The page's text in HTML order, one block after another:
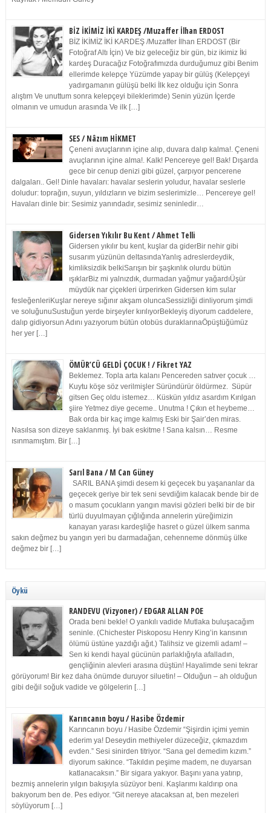
BİZ İKİMİZ İKİ KARDEŞ /Muzaffer İlhan ERDOST
BİZ İKİMİZ İKİ KARDEŞ /Muzaffer İlhan ERDOST (Bir
Fotoğraf Altı İçin) Ve biz geleceğiz bir gün, biz ikimiz İki
kardeş Duracağız Fotoğrafımızda durduğumuz gibi Benim
ellerimde kelepçe Yüzümde yapay bir gülüş (Kelepçeyi
yadırgamanın gülüşü belki İlk kez olduğu için Sonra
alıştım Ve unuttum sonra kelepçeyi bileklerimde) Senin yüzün İçerde
olmanın ve umudun arasında Ve ilk […]
SES / Nâzım HİKMET
Çeneni avuçlarının içine alıp, duvara dalıp kalma!. Çeneni
avuçlarının içine alma!. Kalk! Pencereye gel! Bak! Dışarda
gece bir cenup denizi gibi güzel, çarpıyor pencerene
dalgaları.. Gel! Dinle havaları: havalar seslerin yoludur, havalar seslerle
doludur: toprağın, suyun, yıldızların ve bizim seslerimizle… Pencereye gel!
Havaları dinle bir: Sesimiz yanındadır, sesimiz seninledir…
Gidersen Yıkılır Bu Kent / Ahmet Telli
Gidersen yıkılır bu kent, kuşlar da giderBir nehir gibi
susarım yüzünün deltasındaYanlış adreslerdeydik,
kimliksizdik belkiSarışın bir şaşkınlık olurdu bütün
ışıklarBiz mi yalnızdık, durmadan yağmur yağardıÜşür
müydük nar çiçekleri ürperirken Gidersen kim sular
fesleğenleriKuşlar nereye sığınır akşam oluncaSessizliği dinliyorum şimdi
ve soluğunuSustuğun yerde birşeyler kırılıyorBekleyiş diyorum caddelere,
dalıp gidiyorsun Adını yazıyorum bütün otobüs duraklarınaÖpüştüğümüz
her yer […]
ÖMÜR’CÜ GELDİ ÇOCUK ! / Fikret YAZ
Beklemez. Topla arta kalanı Pencereden satıver çocuk …
Kuytu köşe söz verilmişler Süründürür öldürmez. Süpür
gitsen Geç oldu istemez… Küskün yıldız asardım Kırılgan
şiire Yetmez diye geceme.. Unutma ! Çıkın et heybeme…
Bak orda bir kaç imge kalmış Eski bir Şair’den miras.
Nasılsa son dizeye saklanmış. İyi bak eskitme ! Sana kalsın… Resme
ısınmamıştım. Bir […]
Sarıl Bana / M Can Güney
SARIL BANA şimdi desem ki geçecek bu yaşananlar da
geçecek geriye bir tek seni sevdiğim kalacak bende bir de
o masum çocukların yangın mavisi gözleri belki bir de bir
türlü duyulmayan çığlığında annelerin yüreğimizin
kanayan yarası kardeşliğe hasret o güzel ülkem sanma
sakın değmez bu yangın yeri bu darmadağan, cehenneme dönmüş ülke
değmez bir […]
Öykü
RANDEVU (Vizyoner) / EDGAR ALLAN POE
Orada beni bekle! O yankılı vadide Mutlaka buluşacağım
seninle. (Chichester Piskoposu Henry King’in karısının
ölümü üstüne yazdığı ağıt.) Talihsiz ve gizemli adam! –
Sen ki kendi hayal gücünün parlaklığıyla afalladın,
gençliğinin alevleri arasına düştün! Hayalimde seni tekrar
görüyorum! Bir kez daha önümde duruyor siluetin! – Olduğun – ah olduğun
gibi değil soğuk vadide ve gölgelerin […]
Karıncanın boyu / Hasibe Özdemir
Karıncanın boyu / Hasibe Özdemir “Şişirdin içimi yemin
ederim ya! Deseydin methiyeler düzeceğiz, çıkmazdım
evden.” Sesi sinirden titriyor. “Sana gel demedim kızım.”
diyorum sakince. “Takıldın peşime madem, ne duyarsan
katlanacaksın.” Bir sigara yakıyor. Başını yana yatırıp,
bezmiş annelerin yılgın bakışıyla süzüyor beni. Kaşlarımı kaldırıp ona
bakıyorum ben de. Pes ediyor. “Git nereye atacaksan at, ben mezeleri
söylüyorum […]